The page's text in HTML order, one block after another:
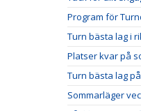
Program för
Turn bästa lag i
Platser kvar på
Turn bästa lag
Sommarläger